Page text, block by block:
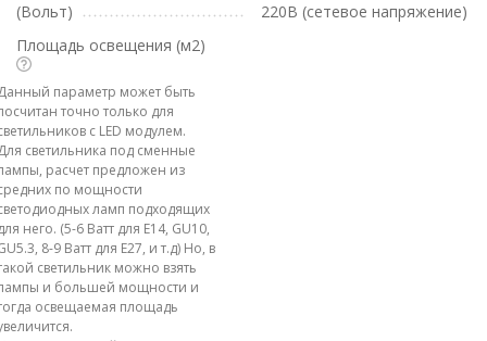
(Вольт)
220В (сетевое напряжение)
Площадь освещения (м2)
параметр может быть
точно только для
с LED модулем.
светильника под сменные
расчет предложен из
по мощности
ламп подходящих
него. (5-6 Ватт для E14, GU10,
8-9 Ватт для E27, и т.д) Но, в
светильник можно взять
и большей мощности и
освещаемая площадь